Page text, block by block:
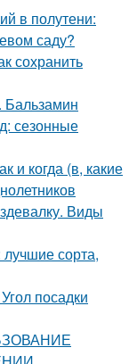
в полутени:
саду?
сохранить
Бальзамин
сезонные
и когда (в, какие
Виды
сорта,
посадки